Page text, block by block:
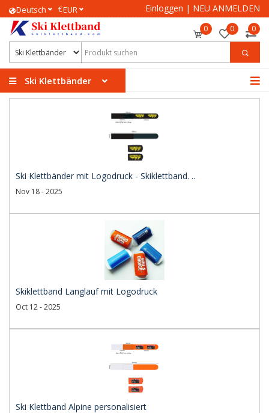
Deutsch €EUR Einloggen | NEU ANMELDEN
0 0 0
Ski Klettbänder
Ski Klettbänder mit Logodruck - Skiklettband. ..
Nov 18 - 2025
Skiklettband Langlauf mit Logodruck
Oct 12 - 2025
Ski Klettband Alpine personalisiert